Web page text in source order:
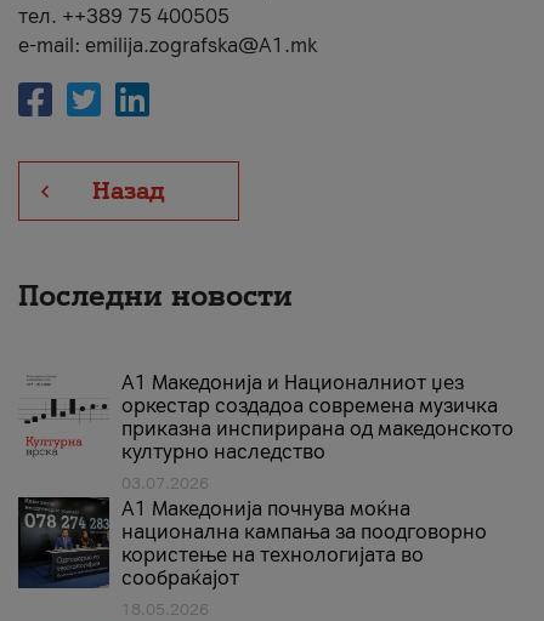
тел. ++389 75 400505
e-mail: emilija.zografska@A1.mk
Назад
Последни новости
А1 Македонија и Националниот џез
оркестар создадоа современа музичка
приказна инспирирана од македонското
културно наследство
03.07.2026
A1 Македонија почнува моќна
национална кампања за поодговорно
користење на технологијата во
сообраќајот
18.05.2026